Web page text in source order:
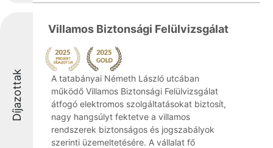
Díjazottak
Villamos Biztonsági Felülvizsgálat
A tatabányai Németh László utcában
működő Villamos Biztonsági Felülvizsgálat
átfogó elektromos szolgáltatásokat biztosít,
nagy hangsúlyt fektetve a villamos
rendszerek biztonságos és jogszabályok
szerinti üzemeltetésére. A vállalat fő